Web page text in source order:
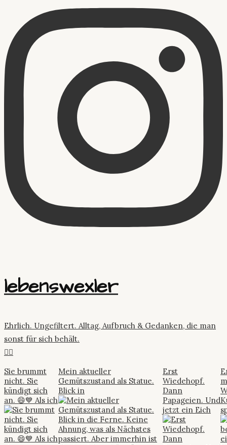
lebenswexler
Ehrlich. Ungefiltert. Alltag, Aufbruch & Gedanken, die man
sonst für sich behält.
👇🏼
Sie brummt
nicht. Sie
kündigt sich
an. 😄💙 Als ich
Mein aktueller
Gemütszustand als Statue.
Blick in
Erst
Wiedehopf.
Dann
Papageien. Und
jetzt ein Eich